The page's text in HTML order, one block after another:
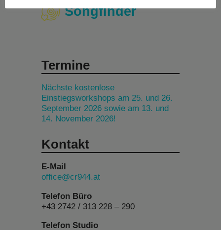
Songfinder
Termine
Nächste kostenlose
Einstiegsworkshops am 25. und 26.
September 2026 sowie am 13. und
14. November 2026!
Kontakt
E-Mail
office@cr944.at
Telefon Büro
+43 2742 / 313 228 – 290
Telefon Studio